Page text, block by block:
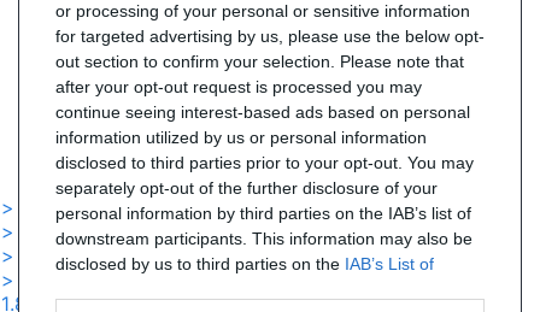
or processing of your personal or sensitive information
for targeted advertising by us, please use the below opt-
out section to confirm your selection. Please note that
after your opt-out request is processed you may
continue seeing interest-based ads based on personal
information utilized by us or personal information
disclosed to third parties prior to your opt-out. You may
separately opt-out of the further disclosure of your
personal information by third parties on the IAB’s list of
downstream participants. This information may also be
disclosed by us to third parties on the IAB’s List of
Référence : SX5184 Livraison 5j
Pack Silencieux pour MAZDA 626 1.8 105cv de 03/1994 à 12/1997
PRIX : 158 € TTC
> Tous les catalyseurs essence pour mazda 626 1.8
> Tous les pack silencieux pour mazda 626 1.8
> Tous les silencieux essence pour mazda 626 1.8
> Tous les tuyaux d'échappement pour mazda 626
1.8